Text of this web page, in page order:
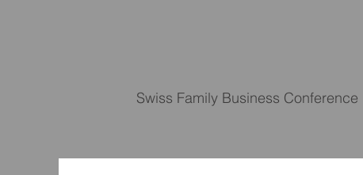
Swiss Family Business Conference